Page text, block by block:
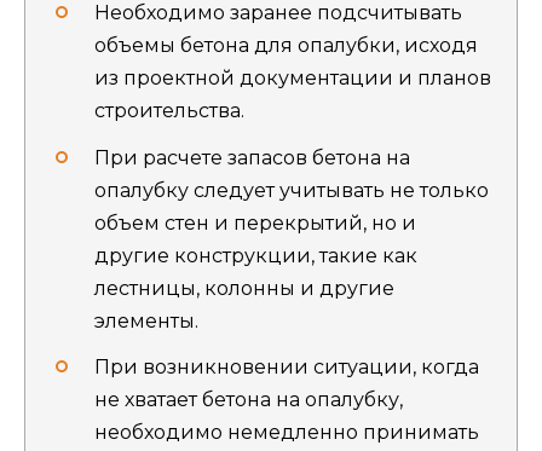
Необходимо заранее подсчитывать
объемы бетона для опалубки, исходя
из проектной документации и планов
строительства.
При расчете запасов бетона на
опалубку следует учитывать не только
объем стен и перекрытий, но и
другие конструкции, такие как
лестницы, колонны и другие
элементы.
При возникновении ситуации, когда
не хватает бетона на опалубку,
необходимо немедленно принимать